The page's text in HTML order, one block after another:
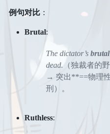
例句对比：
Brutal:
The dictator’s brutal
dead. （独裁者的
→ 突出**==物理
刑）。
Ruthless: